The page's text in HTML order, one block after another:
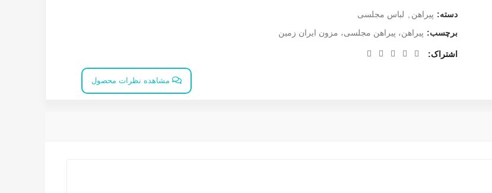
دسته: پیراهن
لباس مجلسی
برچسب: پیراهن، پیراهن مجلسی، مزون ایران زمین
اشتراک
مشاهده نظرات محصول